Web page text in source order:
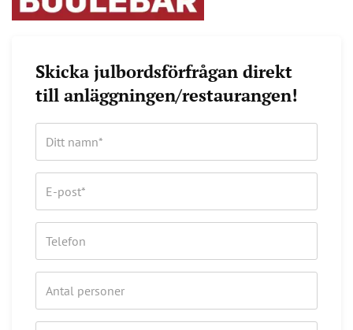
Skicka julbordsförfrågan direkt
till anläggningen/restaurangen!